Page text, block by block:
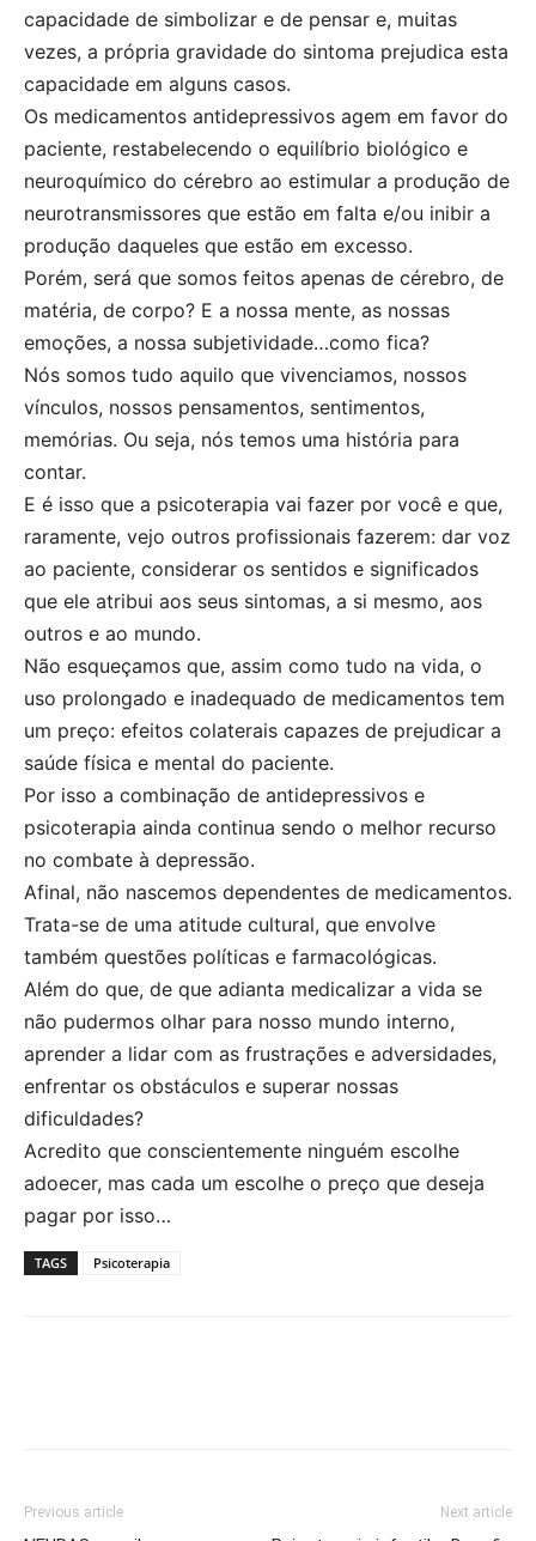
capacidade de simbolizar e de pensar e, muitas
vezes, a própria gravidade do sintoma prejudica esta
capacidade em alguns casos.
Os medicamentos antidepressivos agem em favor do
paciente, restabelecendo o equilíbrio biológico e
neuroquímico do cérebro ao estimular a produção de
neurotransmissores que estão em falta e/ou inibir a
produção daqueles que estão em excesso.
Porém, será que somos feitos apenas de cérebro, de
matéria, de corpo? E a nossa mente, as nossas
emoções, a nossa subjetividade…como fica?
Nós somos tudo aquilo que vivenciamos, nossos
vínculos, nossos pensamentos, sentimentos,
memórias. Ou seja, nós temos uma história para
contar.
E é isso que a psicoterapia vai fazer por você e que,
raramente, vejo outros profissionais fazerem: dar voz
ao paciente, considerar os sentidos e significados
que ele atribui aos seus sintomas, a si mesmo, aos
outros e ao mundo.
Não esqueçamos que, assim como tudo na vida, o
uso prolongado e inadequado de medicamentos tem
um preço: efeitos colaterais capazes de prejudicar a
saúde física e mental do paciente.
Por isso a combinação de antidepressivos e
psicoterapia ainda continua sendo o melhor recurso
no combate à depressão.
Afinal, não nascemos dependentes de medicamentos.
Trata-se de uma atitude cultural, que envolve
também questões políticas e farmacológicas.
Além do que, de que adianta medicalizar a vida se
não pudermos olhar para nosso mundo interno,
aprender a lidar com as frustrações e adversidades,
enfrentar os obstáculos e superar nossas
dificuldades?
Acredito que conscientemente ninguém escolhe
adoecer, mas cada um escolhe o preço que deseja
pagar por isso…
TAGS Psicoterapia
Previous article Next article